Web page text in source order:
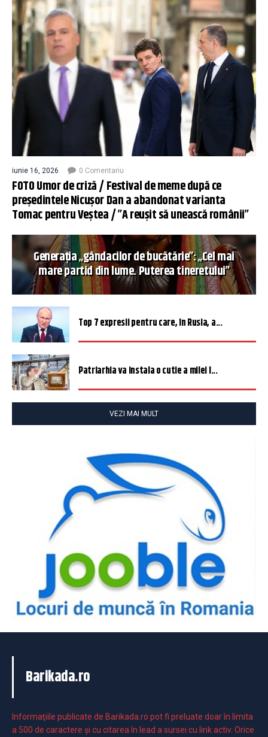
iunie 16, 2026 0 Comentariu
FOTO Umor de criză / Festival de meme după ce
președintele Nicușor Dan a abandonat varianta
Tomac pentru Veștea / ”A reușit să unească românii”
Generația „gândacilor de bucătărie”: „Cel mai
mare partid din lume. Puterea tineretului”
Top 7 expresii pentru care, în Rusia, a...
Patriarhia va instala o cutie a milei î...
VEZI MAI MULT
Barikada.ro
Informaţiile publicate de Barikada.ro pot fi preluate doar în limita
a 500 de caractere şi cu citarea în lead a sursei cu link activ. Orice